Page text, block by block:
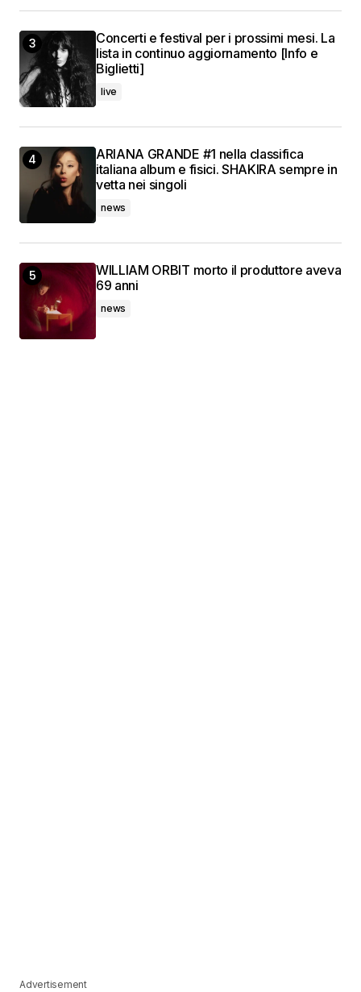
Concerti e festival per i prossimi mesi. La
lista in continuo aggiornamento [Info e
Biglietti]
live
ARIANA GRANDE #1 nella classifica
italiana album e fisici. SHAKIRA sempre in
vetta nei singoli
news
WILLIAM ORBIT morto il produttore aveva
69 anni
news
Advertisement